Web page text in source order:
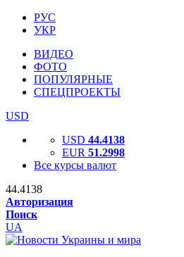
РУС
УКР
ВИДЕО
ФОТО
ПОПУЛЯРНЫЕ
СПЕЦПРОЕКТЫ
USD
USD 44.4138
EUR 51.2998
Все курсы валют
44.4138
Авторизация
Поиск
UA